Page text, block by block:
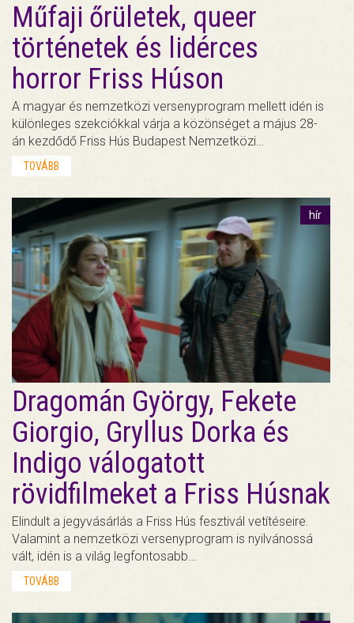
Műfaji őrületek, queer
történetek és lidérces
horror Friss Húson
A magyar és nemzetközi versenyprogram mellett idén is
különleges szekciókkal várja a közönséget a május 28-
án kezdődő Friss Hús Budapest Nemzetközi…
TOVÁBB
hír
Dragomán György, Fekete
Giorgio, Gryllus Dorka és
Indigo válogatott
rövidfilmeket a Friss Húsnak
Elindult a jegyvásárlás a Friss Hús fesztivál vetítéseire.
Valamint a nemzetközi versenyprogram is nyilvánossá
vált, idén is a világ legfontosabb…
TOVÁBB